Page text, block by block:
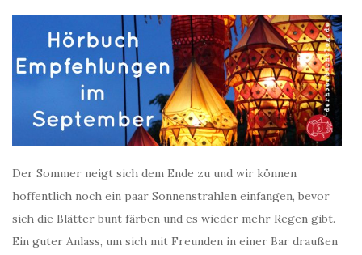
Der Sommer neigt sich dem Ende zu und wir können
hoffentlich noch ein paar Sonnenstrahlen einfangen, bevor
sich die Blätter bunt färben und es wieder mehr Regen gibt.
Ein guter Anlass, um sich mit Freunden in einer Bar draußen